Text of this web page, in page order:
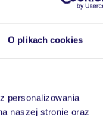
O plikach cookies
personalizowania
naszej stronie oraz
krajach